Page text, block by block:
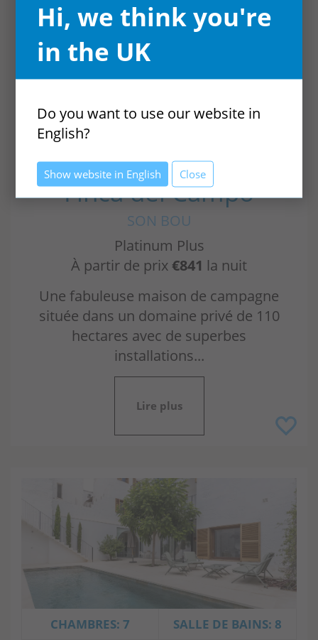
CHAMBRES: 8 SALLE DE BAINS: 8
VN210
Finca del Campo
SON BOU
Platinum Plus
À partir de prix €841 la nuit
Une fabuleuse maison de campagne
située dans un domaine privé de 110
hectares avec de superbes
installations...
Lire plus
CHAMBRES: 7 SALLE DE BAINS: 8
Hi, we think you're
in the UK
Do you want to use our website in
English?
Show website in English Close